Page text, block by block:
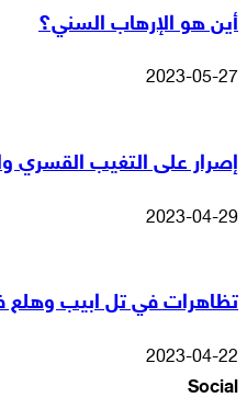
أين هو الإرهاب السني؟
2023-05-27
إصرار على التغيب القسري
2023-04-29
تظاهرات في تل ابيب وهلع
2023-04-22
Social